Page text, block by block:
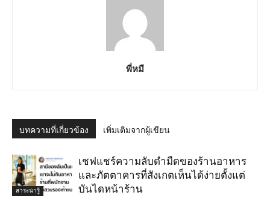
พี่หมี
บทความที่เกี่ยวข้อง เพิ่มเติมจากผู้เขียน
สาระน่ารู้
เชฟแชร์ความลับดำมืดของร้านอาหาร
และภัตตาคารที่สังเกตเห็นได้ง่ายตั้งแต่
บันไดหน้าร้าน